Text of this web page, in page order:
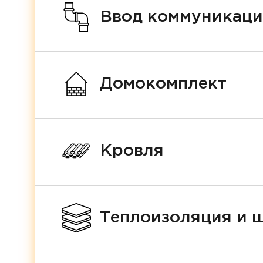
Ввод
Домокомплект
Кровля
Теплоизоляция и